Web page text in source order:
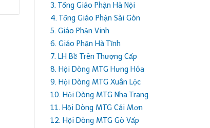
3. Tổng Giáo Phận Hà Nội
4. Tổng Giáo Phận Sài Gòn
5. Giáo Phận Vinh
6. Giáo Phận Hà Tĩnh
7. LH Bề Trên Thượng Cấp
8. Hội Dòng MTG Hưng Hóa
9. Hội Dòng MTG Xuân Lộc
10. Hội Dòng MTG Nha Trang
11. Hội Dòng MTG Cái Mơn
12. Hội Dòng MTG Gò Vấp